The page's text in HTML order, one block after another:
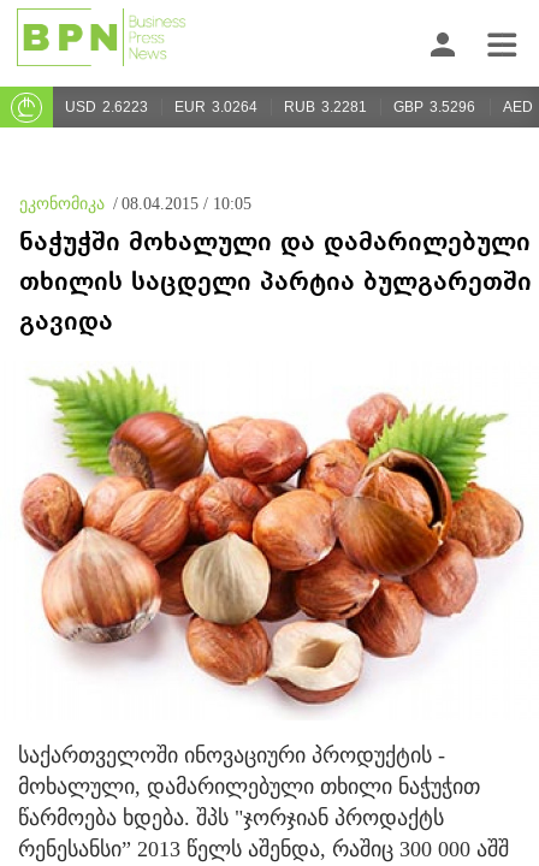
USD 2.6223 EUR 3.0264 RUB 3.2281 GBP 3.5296 AED
ეკონომიკა / 08.04.2015 / 10:05
ნაჭუჭში მოხალული და დამარილებული
თხილის საცდელი პარტია ბულგარეთში
გავიდა
საქართველოში ინოვაციური პროდუქტის -
მოხალული, დამარილებული თხილი ნაჭუჭით
წარმოება ხდება. შპს "ჯორჯიან პროდაქტს
რენესანსი” 2013 წელს აშენდა, რაშიც 300 000 აშშ